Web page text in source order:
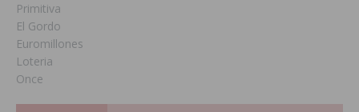
Primitiva
El Gordo
Euromillones
Loteria
Once